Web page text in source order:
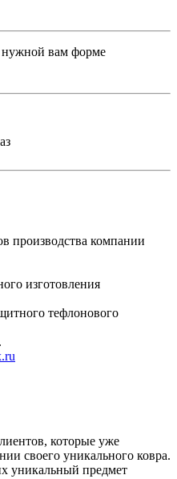
вам форме
производства компании
изготовления
тефлонового
которые уже
своего уникального ковра.
уникальный предмет